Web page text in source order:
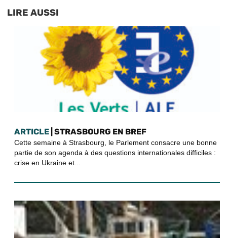
LIRE AUSSI
ARTICLE | STRASBOURG EN BREF
Cette semaine à Strasbourg, le Parlement consacre une bonne
partie de son agenda à des questions internationales difficiles :
crise en Ukraine et...